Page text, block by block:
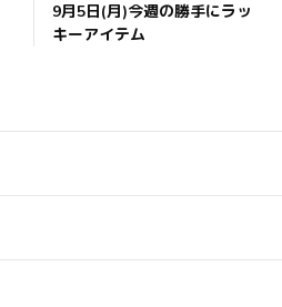
9月5日(月)今週の勝手にラッ
キーアイテム